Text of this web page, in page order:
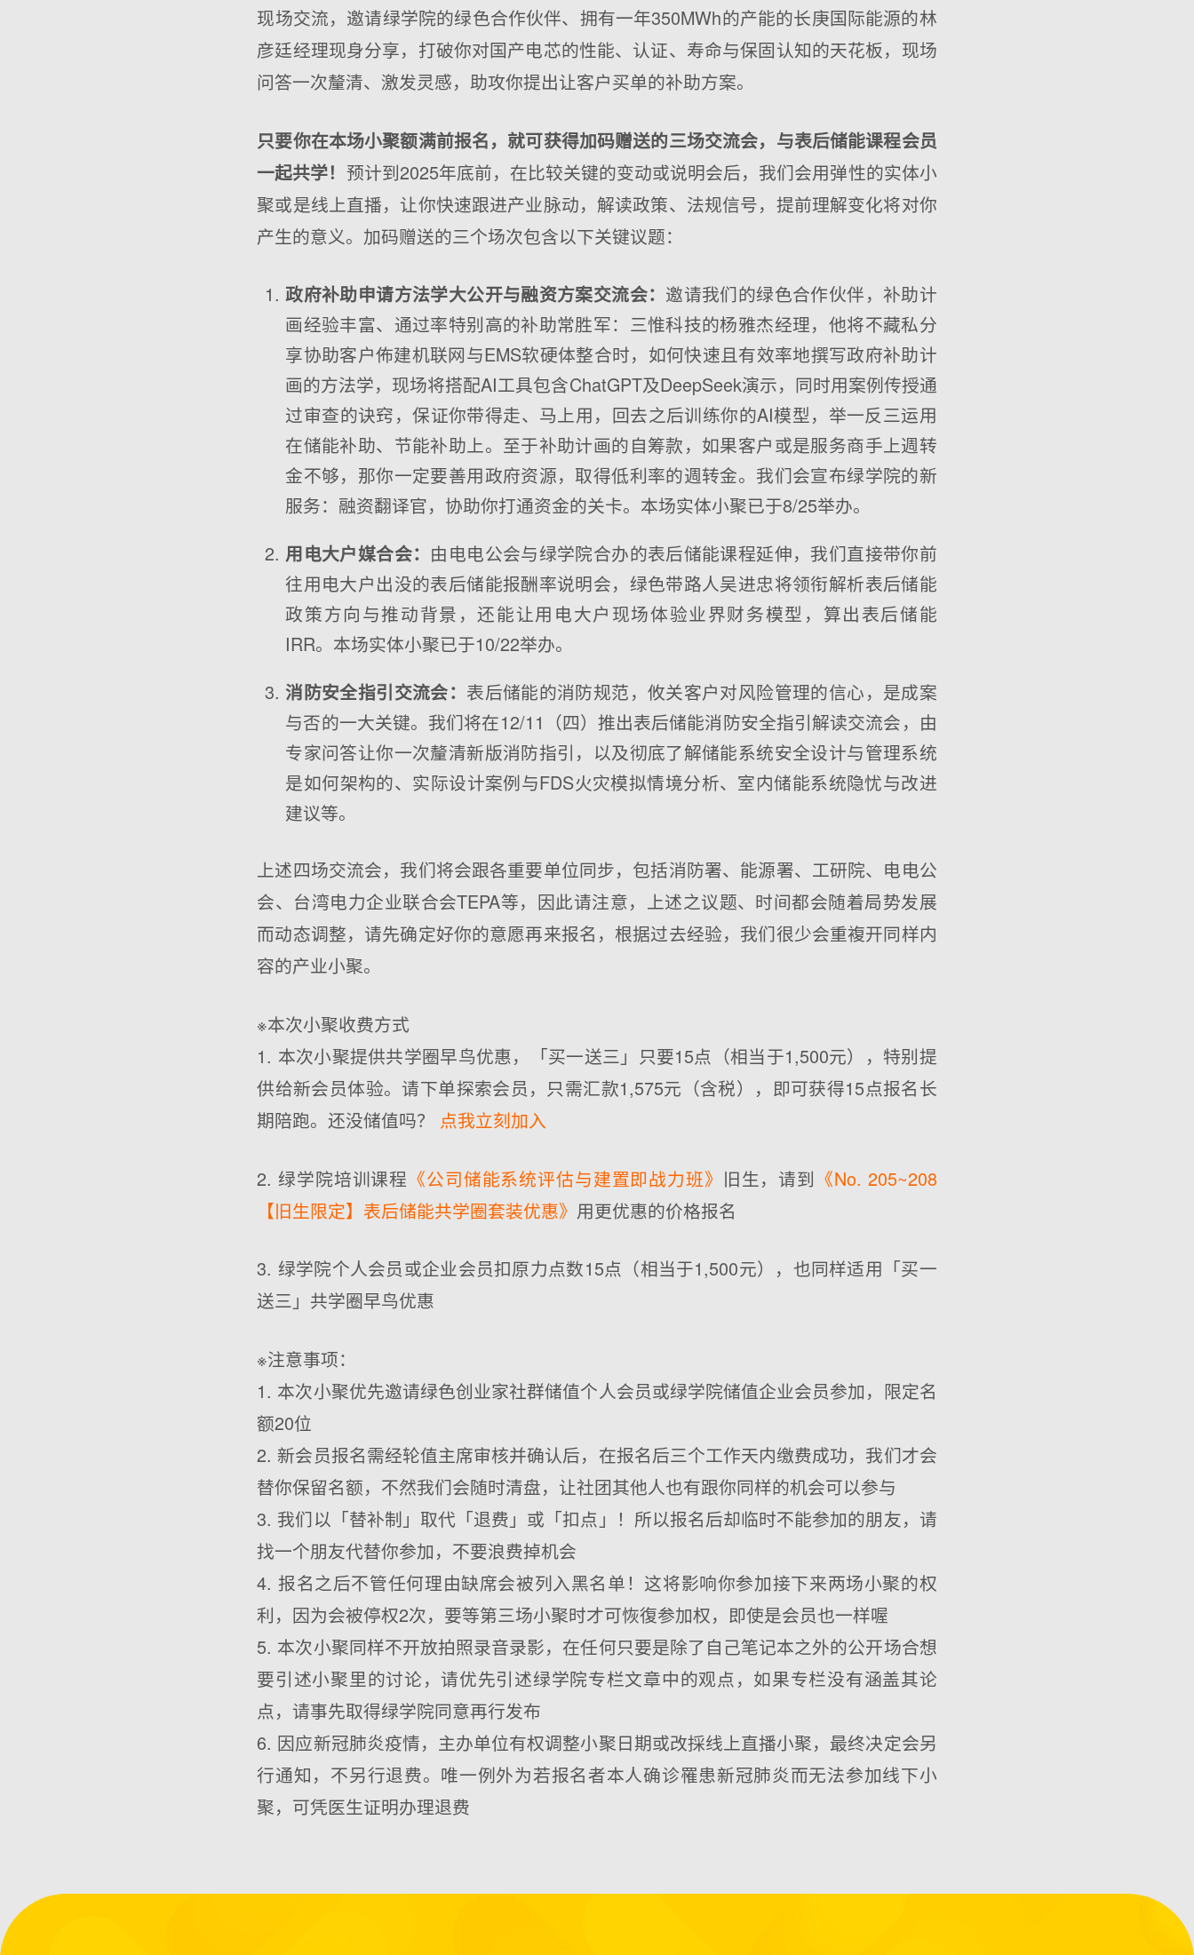
现场交流，邀请绿学院的绿色合作伙伴、拥有一年350MWh的产能的长庚国际能源的林
彦廷经理现身分享，打破你对国产电芯的性能、认证、寿命与保固认知的天花板，现场
问答一次釐清、激发灵感，助攻你提出让客户买单的补助方案。
只要你在本场小聚额满前报名，就可获得加码赠送的三场交流会，与表后储能课程会员
一起共学！ 预计到2025年底前，在比较关键的变动或说明会后，我们会用弹性的实体小
聚或是线上直播，让你快速跟进产业脉动，解读政策、法规信号，提前理解变化将对你
产生的意义。加码赠送的三个场次包含以下关键议题：
政府补助申请方法学大公开与融资方案交流会： 邀请我们的绿色合作伙伴，补助计
画经验丰富、通过率特别高的补助常胜军：三惟科技的杨雅杰经理，他将不藏私分
享协助客户佈建机联网与EMS软硬体整合时，如何快速且有效率地撰写政府补助计
画的方法学，现场将搭配AI工具包含ChatGPT及DeepSeek演示，同时用案例传授通
过审查的诀窍，保证你带得走、马上用，回去之后训练你的AI模型，举一反三运用
在储能补助、节能补助上。至于补助计画的自筹款，如果客户或是服务商手上週转
金不够，那你一定要善用政府资源，取得低利率的週转金。我们会宣布绿学院的新
服务：融资翻译官，协助你打通资金的关卡。本场实体小聚已于8/25举办。
用电大户媒合会： 由电电公会与绿学院合办的表后储能课程延伸，我们直接带你前
往用电大户出没的表后储能报酬率说明会，绿色带路人吴进忠将领衔解析表后储能
政策方向与推动背景，还能让用电大户现场体验业界财务模型，算出表后储能
IRR。本场实体小聚已于10/22举办。
消防安全指引交流会： 表后储能的消防规范，攸关客户对风险管理的信心，是成案
与否的一大关键。我们将在12/11（四）推出表后储能消防安全指引解读交流会，由
专家问答让你一次釐清新版消防指引，以及彻底了解储能系统安全设计与管理系统
是如何架构的、实际设计案例与FDS火灾模拟情境分析、室内储能系统隐忧与改进
建议等。
上述四场交流会，我们将会跟各重要单位同步，包括消防署、能源署、工研院、电电公
会、台湾电力企业联合会TEPA等，因此请注意，上述之议题、时间都会随着局势发展
而动态调整，请先确定好你的意愿再来报名，根据过去经验，我们很少会重複开同样内
容的产业小聚。
※本次小聚收费方式
1. 本次小聚提供共学圈早鸟优惠，「买一送三」只要15点（相当于1,500元），特别提
供给新会员体验。请下单探索会员，只需汇款1,575元（含税），即可获得15点报名长
期陪跑。还没储值吗？
点我立刻加入
2. 绿学院培训课程 《公司储能系统评估与建置即战力班》 旧生，请到 《No. 205~208
【旧生限定】表后储能共学圈套装优惠》 用更优惠的价格报名
3. 绿学院个人会员或企业会员扣原力点数15点（相当于1,500元），也同样适用「买一
送三」共学圈早鸟优惠
※注意事项：
1. 本次小聚优先邀请绿色创业家社群储值个人会员或绿学院储值企业会员参加，限定名
额20位
2. 新会员报名需经轮值主席审核并确认后，在报名后三个工作天内缴费成功，我们才会
替你保留名额，不然我们会随时清盘，让社团其他人也有跟你同样的机会可以参与
3. 我们以「替补制」取代「退费」或「扣点」！所以报名后却临时不能参加的朋友，请
找一个朋友代替你参加，不要浪费掉机会
4. 报名之后不管任何理由缺席会被列入黑名单！这将影响你参加接下来两场小聚的权
利，因为会被停权2次，要等第三场小聚时才可恢復参加权，即使是会员也一样喔
5. 本次小聚同样不开放拍照录音录影，在任何只要是除了自己笔记本之外的公开场合想
要引述小聚里的讨论，请优先引述绿学院专栏文章中的观点，如果专栏没有涵盖其论
点，请事先取得绿学院同意再行发布
6. 因应新冠肺炎疫情，主办单位有权调整小聚日期或改採线上直播小聚，最终决定会另
行通知，不另行退费。唯一例外为若报名者本人确诊罹患新冠肺炎而无法参加线下小
聚，可凭医生证明办理退费